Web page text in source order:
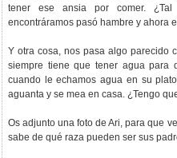
tener ese ansia por comer.
encontráramos pasó hambre y ahora
Y otra cosa, nos pasa algo parecido
siempre tiene que tener agua para
cuando le echamos agua en su
aguanta y se mea en casa. ¿Tengo
Os adjunto una foto de Ari, para que
sabe de qué raza pueden ser sus